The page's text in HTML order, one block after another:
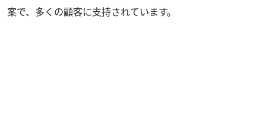
案で、多くの顧客に支持されています。